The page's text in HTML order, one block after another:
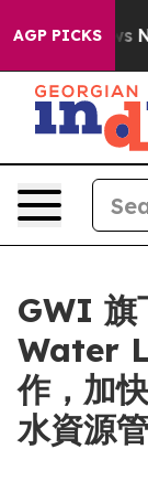
AGP PICKS
News New
GWI 旗
Water
作，加
水資源